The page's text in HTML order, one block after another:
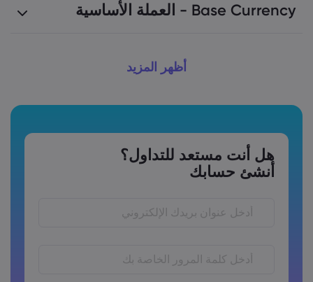
التداول الخوارزمي
لأدوات المالية
Base Currency - العملة الأساسية
تداول الصرف الأجنبي
الدولار الأمريكي
أظهر المزيد
هل أنت مستعد للتداول؟
أنشئ حسابك